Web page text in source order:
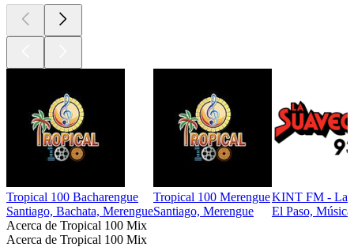
Tropical 100 Bacharengue
Santiago, Bachata, Merengue
Tropical 100 Merengue
Santiago, Merengue
KINT FM - La
El Paso,
Acerca de Tropical 100 Mix
Acerca de Tropical 100 Mix